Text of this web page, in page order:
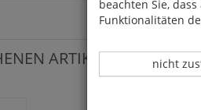
ARTIKEL:
beachten Sie,
Funktionalitäten
nicht